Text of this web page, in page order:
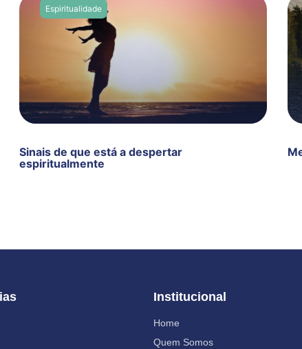
Espiritualidade
Sinais de que está a despertar
espiritualmente
Institucional
Home
Quem Somos